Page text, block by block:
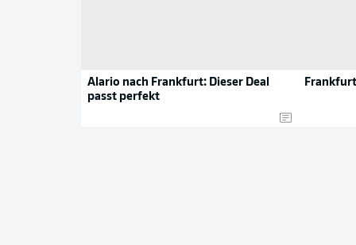
Alario nach Frankfurt: Dieser Deal
passt perfekt